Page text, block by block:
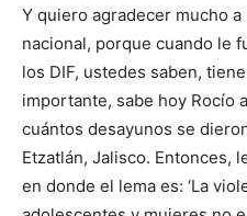
Y quiero agradecer mucho
nacional, porque cuando le
los DIF, ustedes saben,
importante, sabe hoy Rocío
cuántos desayunos se
Etzatlán, Jalisco. Entonces,
en donde el lema es: ‘La